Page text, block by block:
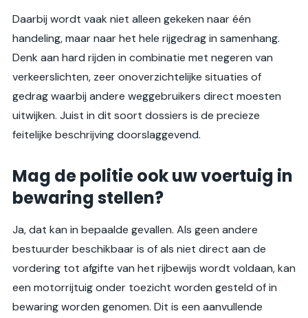
Daarbij wordt vaak niet alleen gekeken naar één
handeling, maar naar het hele rijgedrag in samenhang.
Denk aan hard rijden in combinatie met negeren van
verkeerslichten, zeer onoverzichtelijke situaties of
gedrag waarbij andere weggebruikers direct moesten
uitwijken. Juist in dit soort dossiers is de precieze
feitelijke beschrijving doorslaggevend.
Mag de politie ook uw voertuig in
bewaring stellen?
Ja, dat kan in bepaalde gevallen. Als geen andere
bestuurder beschikbaar is of als niet direct aan de
vordering tot afgifte van het rijbewijs wordt voldaan, kan
een motorrijtuig onder toezicht worden gesteld of in
bewaring worden genomen. Dit is een aanvullende